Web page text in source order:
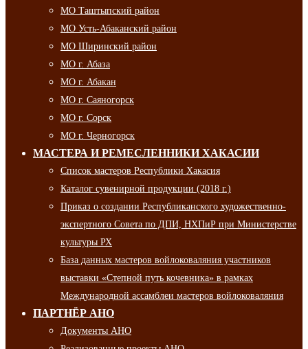
МО Таштыпский район
МО Усть-Абаканский район
МО Ширинский район
МО г. Абаза
МО г. Абакан
МО г. Саяногорск
МО г. Сорск
МО г. Черногорск
МАСТЕРА И РЕМЕСЛЕННИКИ ХАКАСИИ
Список мастеров Республики Хакасия
Каталог сувенирной продукции (2018 г.)
Приказ о создании Республиканского художественно-
экспертного Совета по ДПИ, НХПиР при Министерстве
культуры РХ
База данных мастеров войлоковаляния участников
выставки «Степной путь кочевника» в рамках
Международной ассамблеи мастеров войлоковаляния
ПАРТНЁР АНО
Документы АНО